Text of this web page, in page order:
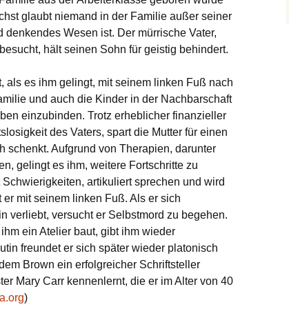
glaubt niemand in der Familie außer seiner
denkendes Wesen ist. Der mürrische Vater,
hält seinen Sohn für geistig behindert.
als es ihm gelingt, mit seinem linken Fuß nach
und auch die Kinder in der Nachbarschaft
einzubinden. Trotz erheblicher finanzieller
des Vaters, spart die Mutter für einen
schenkt. Aufgrund von Therapien, darunter
gelingt es ihm, weitere Fortschritte zu
artikuliert sprechen und wird
mit seinem linken Fuß. Als er sich
verliebt, versucht er Selbstmord zu begehen.
ein Atelier baut, gibt ihm wieder
freundet er sich später wieder platonisch
Brown ein erfolgreicher Schriftsteller
Mary Carr kennenlernt, die er im Alter von 40
)